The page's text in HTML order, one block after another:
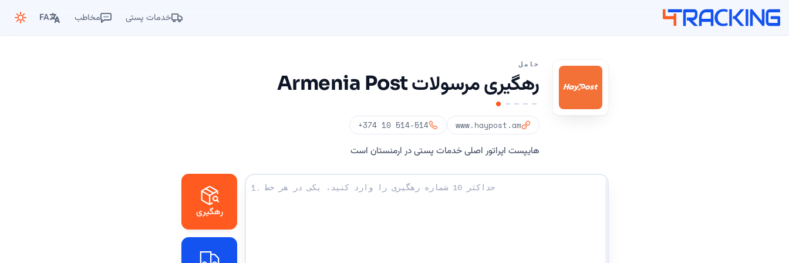
4Tracking
خدمات پستی مخاطب FA
حامل
رهگیری مرسولات Armenia Post
www.haypost.am
+374 10 514-514
هایپست اپراتور اصلی خدمات پستی در ارمنستان است
شماره های رهگیری خود را وارد کنید: 1.
رهگیری